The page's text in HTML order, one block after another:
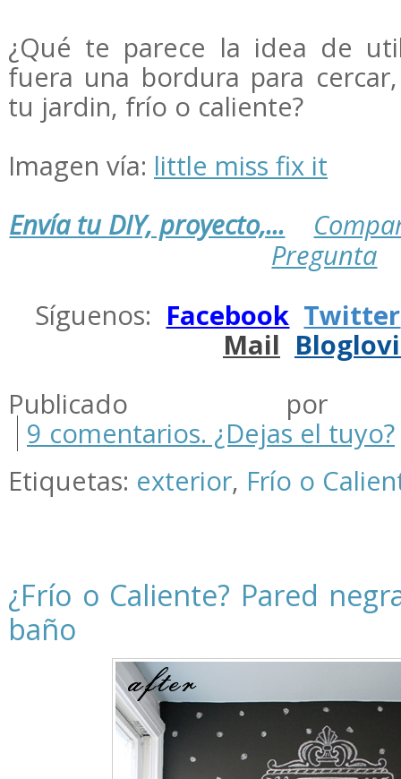
¿Qué te parece la idea de
fuera una bordura para
tu jardin, frío o caliente?
Imagen vía: little miss fix it
Envía tu DIY, proyecto,...
Pregunta
Síguenos: Facebook Twitter
Mail
Publicado por
9 comentarios. ¿Dejas el tuyo?
Etiquetas: exterior, Frío o
¿Frío o Caliente? Pared
baño